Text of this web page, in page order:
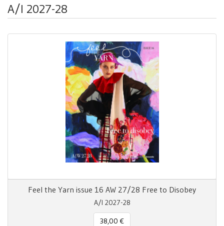
A/I 2027-28
Feel the Yarn issue 16 AW 27/28 Free to Disobey
A/I 2027-28
38,00 €